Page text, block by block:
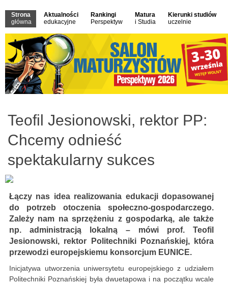
Strona
główna
Aktualności
edukacyjne
Rankingi
Perspektyw
Matura
i Studia
Kierunki studiów
uczelnie
Teofil Jesionowski, rektor PP:
Chcemy odnieść
spektakularny sukces
Łączy nas idea realizowania edukacji dopasowanej
do potrzeb otoczenia społeczno-gospodarczego.
Zależy nam na sprzężeniu z gospodarką, ale także
np. administracją lokalną – mówi prof. Teofil
Jesionowski, rektor Politechniki Poznańskiej, która
przewodzi europejskiemu konsorcjum EUNICE.
Inicjatywa utworzenia uniwersytetu europejskiego z udziałem
Politechniki Poznańskiej była dwuetapowa i na początku wcale